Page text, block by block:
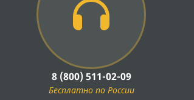
8 (800) 511-02-09
Бесплатно по России